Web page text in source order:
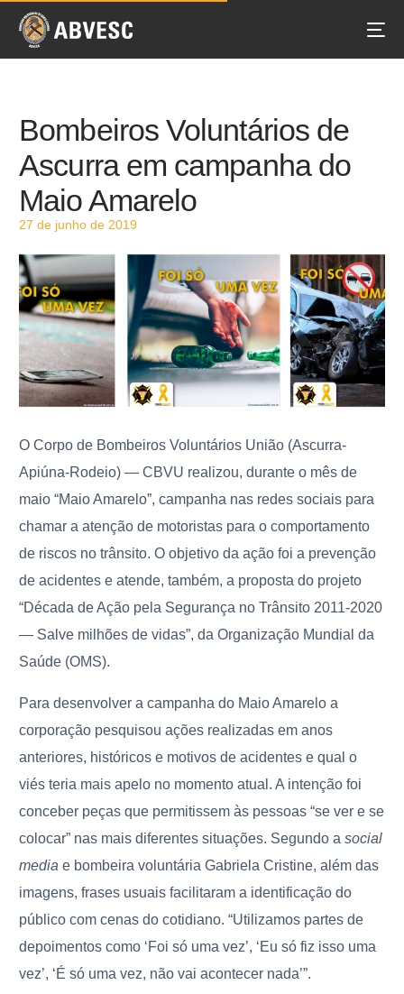
Bombeiros Voluntários de
Ascurra em campanha do
Maio Amarelo
27 de junho de 2019
O Corpo de Bombeiros Voluntários União (Ascurra-
Apiúna-Rodeio) — CBVU realizou, durante o mês de
maio “Maio Amarelo”, campanha nas redes sociais para
chamar a atenção de motoristas para o comportamento
de riscos no trânsito. O objetivo da ação foi a prevenção
de acidentes e atende, também, a proposta do projeto
“Década de Ação pela Segurança no Trânsito 2011-2020
— Salve milhões de vidas”, da Organização Mundial da
Saúde (OMS).
Para desenvolver a campanha do Maio Amarelo a
corporação pesquisou ações realizadas em anos
anteriores, históricos e motivos de acidentes e qual o
viés teria mais apelo no momento atual. A intenção foi
conceber peças que permitissem às pessoas “se ver e se
colocar” nas mais diferentes situações. Segundo asocial
media e bombeira voluntária Gabriela Cristine, além das
imagens, frases usuais facilitaram a identificação do
público com cenas do cotidiano. “Utilizamos partes de
depoimentos como ‘Foi só uma vez’, ‘Eu só fiz isso uma
vez’, ‘É só uma vez, não vai acontecer nada’”.